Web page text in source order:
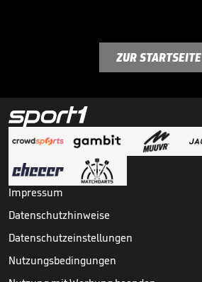
ZUR STARTSEITE
Impressum
Datenschutzhinweise
Datenschutzeinstellungen
Nutzungsbedingungen